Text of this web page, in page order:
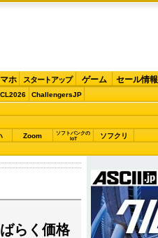
ホ スタートアップ ゲーム セール情報
ChallengersJP
Zoom
ソフトバンクの
IoT
ソフクリ
らく価格